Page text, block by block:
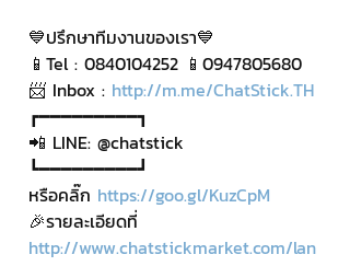
💙ปรึกษาทีมงานของเรา💙
📱Tel : 0840104252 📱0947805680
📨 Inbox : http://m.me/ChatStick.TH
┏━━━━━━━━━┓
📲 LINE: @chatstick
┗━━━━━━━━━┛
หรือคลิ๊ก https://goo.gl/KuzCpM
🎉รายละเอียดที่
http://www.chatstickmarket.com/lan